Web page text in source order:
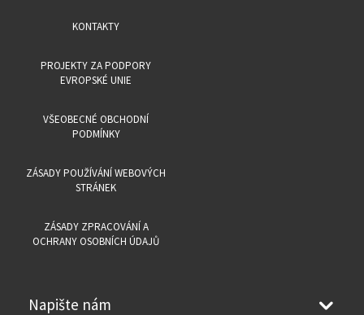
KONTAKTY
PROJEKTY ZA PODPORY
EVROPSKÉ UNIE
VŠEOBECNÉ OBCHODNÍ
PODMÍNKY
ZÁSADY POUŽÍVÁNÍ WEBOVÝCH
STRÁNEK
ZÁSADY ZPRACOVÁNÍ A
OCHRANY OSOBNÍCH ÚDAJŮ
Napište nám